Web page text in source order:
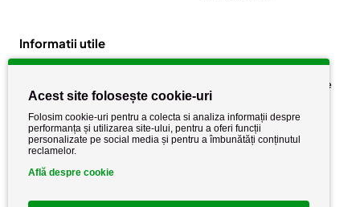
Informatii utile
Politica de cookie
Politica de confidențialitate
Termeni si conditii
Acest site folosește cookie-uri
Folosim cookie-uri pentru a colecta si analiza informații despre
performanța și utilizarea site-ului, pentru a oferi funcții
personalizate pe social media și pentru a îmbunătăți conținutul
reclamelor.
Află despre cookie